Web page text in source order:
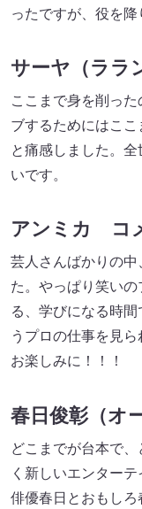
ったですが、役を降
サーヤ（ララ
ここまで身を削っ
ブするためにはこ
と痛感しました。
いです。
アンミカ コ
芸人さんばかりの
た。やっぱり笑い
る、学びになる時
うプロの仕事を見ら
お楽しみに！！！
春日俊彰（オ
どこまでが台本で
く新しいエンターテ
俳優春日とおもしろ